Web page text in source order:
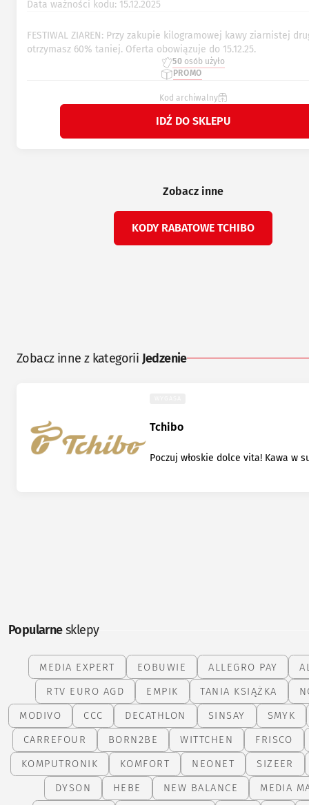
Data ważności kodu: 15.12.2025
50 osób użyło
PROMO
Kod archiwalny
IDŹ DO SKLEPU
FESTIWAL ZIAREN: Przy zakupie kilogramowej kawy ziarnistej
otrzymasz 60% taniej. Oferta obowiązuje do 15.12.25.
Zobacz inne
KODY RABATOWE TCHIBO
Zobacz inne z kategorii Jedzenie
Tchibo
Poczuj włoskie dolce vita! Kawa w
Popularnesklepy
MEDIA EXPERT EOBUWIE ALLEGRO PAY
RTV EURO AGD
EMPIK TANIA KSIĄŻKA
MODIVO
CCC DECATHLON SINSAY
SMYK
CARREFOUR
BORN2BE WITTCHEN
FRISCO
KOMPUTRONIK
KOMFORT NEONET
SIZEER
DYSON
HEBE NEW BALANCE
MEDIA